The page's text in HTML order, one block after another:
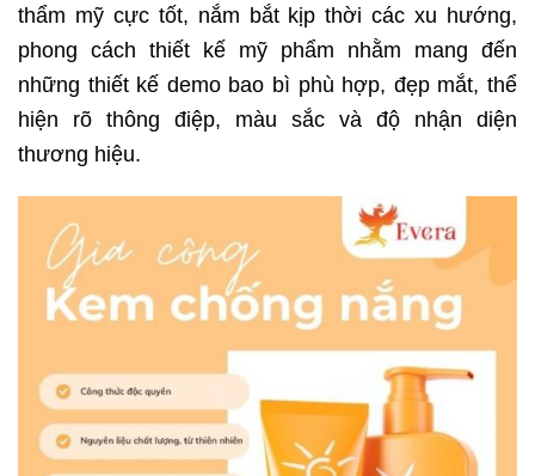
thẩm mỹ cực tốt, nắm bắt kịp thời các xu hướng,
phong cách thiết kế mỹ phẩm nhằm mang đến
những thiết kế demo bao bì phù hợp, đẹp mắt, thể
hiện rõ thông điệp, màu sắc và độ nhận diện
thương hiệu.